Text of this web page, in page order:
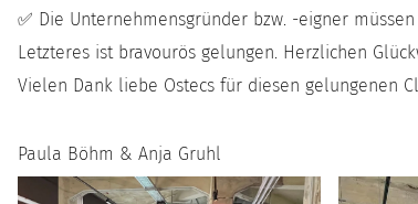
✅ Die Unternehmensgründer bzw. -eigner müssen
Letzteres ist bravourös gelungen. Herzlichen
Vielen Dank liebe Ostecs für diesen gelungenen
Paula Böhm & Anja Gruhl